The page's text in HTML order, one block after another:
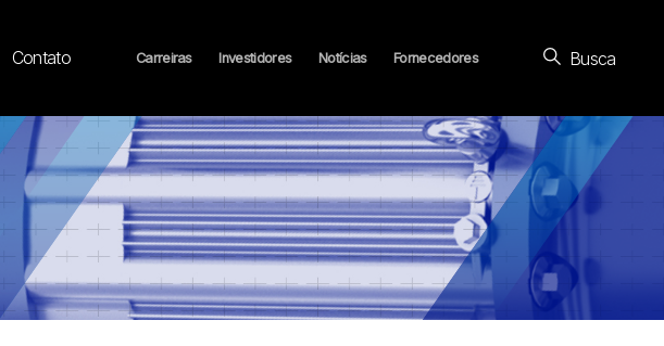
Contato Carreiras Investidores Notícias Fornecedores Busca